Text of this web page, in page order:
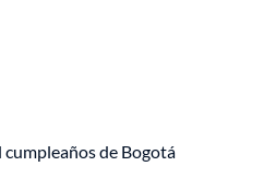
de Bogotá